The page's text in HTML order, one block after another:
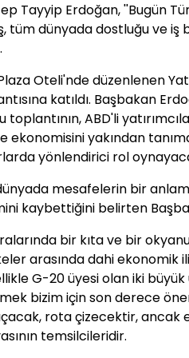
Tayyip Erdoğan, ''Bugün
tüm dünyada dostluğu ve iş
Oteli'nde düzenlenen
katıldı. Başbakan
ABD'li
ekonomisini yakından
yönlendirici rol
mesafelerin bir
kaybettiğini belirten
bir kıta ve bir
arasında dahi ekonomik
G-20 üyesi olan iki
bizim için son derece
rota çizecektir, ancak
temsilcileridir.